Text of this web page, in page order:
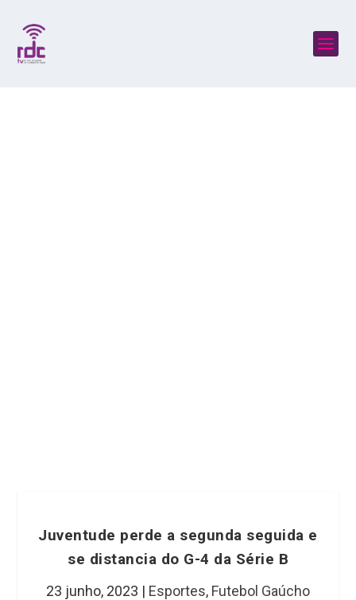
Juventude perde a segunda seguida e
se distancia do G-4 da Série B
23 junho, 2023 | Esportes, Futebol Gaúcho